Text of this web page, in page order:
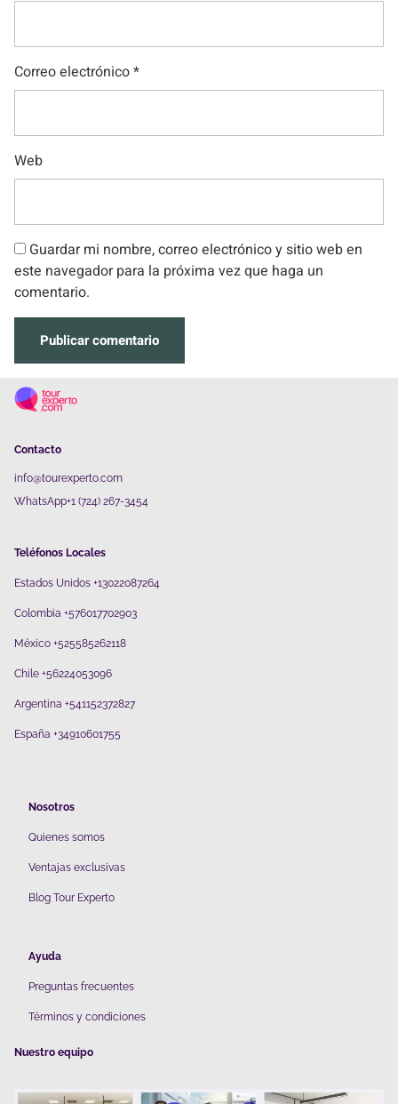
Correo electrónico*
Web
Guardar mi nombre, correo electrónico y sitio web en
este navegador para la próxima vez que haga un
comentario.
Contacto
info@tourexperto.com
WhatsApp+1 (724) 267-3454
Teléfonos Locales
Estados Unidos +13022087264
Colombia +576017702903
México +525585262118
Chile +56224053096
Argentina +541152372827
España +34910601755
Nosotros
Quienes somos
Ventajas exclusivas
Blog Tour Experto
Ayuda
Preguntas frecuentes
Términos y condiciones
Nuestro equipo